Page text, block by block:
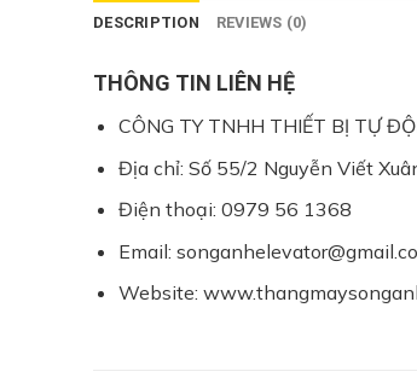
DESCRIPTION REVIEWS (0)
THÔNG TIN LIÊN HỆ
CÔNG TY TNHH THIẾT BỊ TỰ
Địa chỉ: Số 55/2 Nguyễn Viết
Điện thoại: 0979 56 1368
Email:
Website: